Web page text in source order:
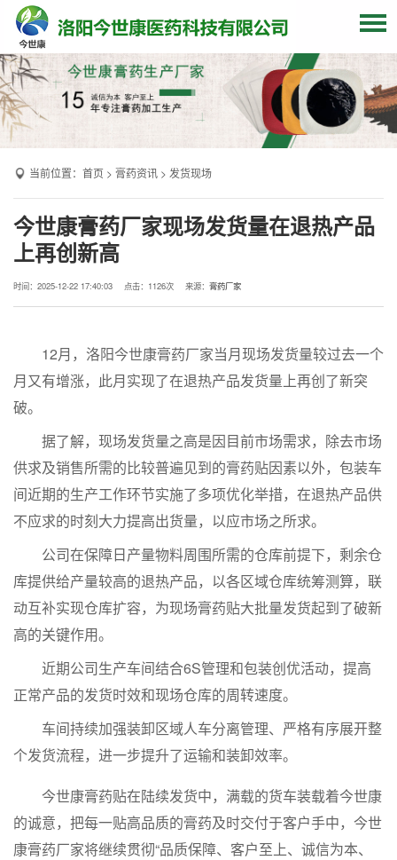
网站首页
关于我们
贴牌加工
膏药资讯
当前位置： 首页 > 膏药资讯 > 发货现场
今世康膏药厂家现场发货量在退热产品
上再创新高
时间：2025-12-22 17:40:03 点击： 1126次 来源： 膏药厂家
12月，洛阳今世康膏药厂家当月现场发货量较过去一个
月又有增涨，此月实现了在退热产品发货量上再创了新突
破。
据了解，现场发货量之高是因目前市场需求，除去市场
供求及销售所需的比较普遍见到的膏药贴因素以外，包装车
间近期的生产工作环节实施了多项优化举措，在退热产品供
不应求的时刻大力提高出货量，以应市场之所求。
公司在保障日产量物料周围所需的仓库前提下，剩余仓
库提供给产量较高的退热产品，以各区域仓库统筹测算，联
动互补实现仓库扩容，为现场膏药贴大批量发货起到了破新
高的关键作用。
近期公司生产车间结合6S管理和包装创优活动，提高
正常产品的发货时效和现场仓库的周转速度。
车间持续加强装卸区域人车分离管理、严格有序展开整
个发货流程，进一步提升了运输和装卸效率。
今世康膏药贴在陆续发货中，满载的货车装载着今世康
的诚意，把每一贴高品质的膏药及时交付于客户手中，今世
康膏药厂家将继续贯彻“品质保障、客户至上、诚信为本、